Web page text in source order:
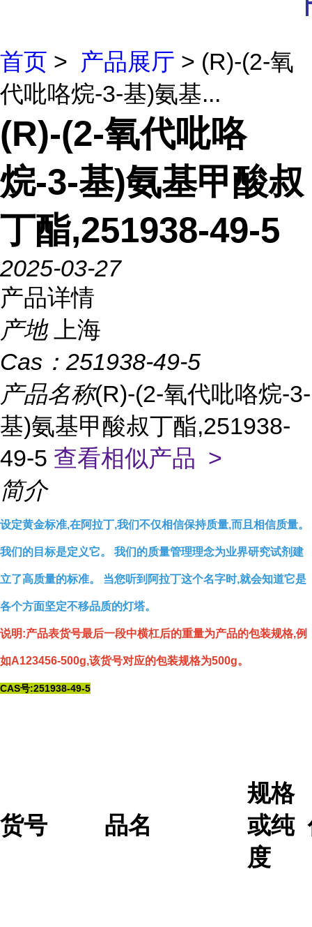
首页 > 产品展厅 > (R)-(2-氧
代吡咯烷-3-基)氨基...
(R)-(2-氧代吡咯
烷-3-基)氨基甲酸叔
丁酯,251938-49-5
2025-03-27
产品详情
产地
上海
Cas： 251938-49-5
产品名称(R)-(2-氧代吡咯烷-3-
基)氨基甲酸叔丁酯,251938-
49-5 查看相似产品 >
简介
设定黄金标准,在阿拉丁,我们不仅相信保持质量,而且相信质量。
我们的目标是定义它。 我们的质量管理理念为业界研究试剂建
立了高质量的标准。 当您听到阿拉丁这个名字时,就会知道它是
各个方面坚定不移品质的灯塔。
说明:产品表货号最后一段中横杠后的重量为产品的包装规格,例
如A123456-500g,该货号对应的包装规格为500g。
CAS号:251938-49-5
货号 品名
规格
或纯
度